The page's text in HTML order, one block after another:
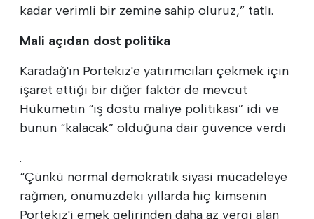
kadar verimli bir zemine sahip oluruz,” tatlı.
Mali açıdan dost politika
Karadağ'ın Portekiz'e yatırımcıları çekmek için
işaret ettiği bir diğer faktör de mevcut
Hükümetin “iş dostu maliye politikası” idi ve
bunun “kalacak” olduğuna dair güvence verdi
.
“Çünkü normal demokratik siyasi mücadeleye
rağmen, önümüzdeki yıllarda hiç kimsenin
Portekiz'i emek gelirinden daha az vergi alan